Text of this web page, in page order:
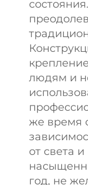
людям и
же время
от света
год, не